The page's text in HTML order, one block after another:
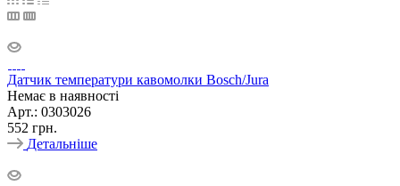
Датчик температури кавомолки Bosch/Jura
Немає в наявності
Арт.: 0303026
552 грн.
Детальніше